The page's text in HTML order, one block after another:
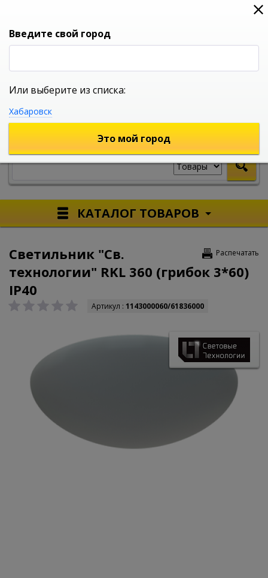
0
УНИВЕРСАЛЬНЫЙ ИНТЕРНЕТ МАГАЗИН
КАТАЛОГ ТОВАРОВ
Распечатать
Светильник "Св.
технологии" RKL 360 (грибок 3*60)
IP40
Артикул : 1143000060/61836000
Введите свой город
Или выберите из списка:
Хабаровск
Это мой город